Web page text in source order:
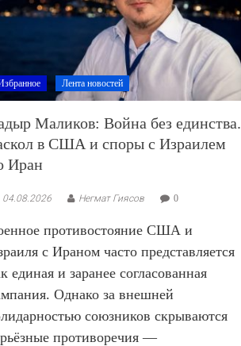
Лента новостей
Маликов: Война без единства.
в США и споры с Израилем
Иран
04.08.2026 Негмат Гиясов 0
противостояние США и
с Ираном часто представляется
единая и заранее согласованная
Однако за внешней
союзников скрываются
противоречия —